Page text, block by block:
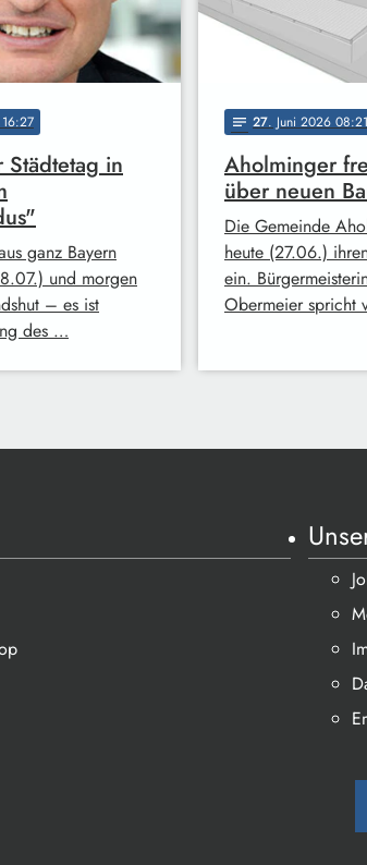
Städtetag in
ganz Bayern
und morgen
– es ist
des …
notes 27. Juni 2026 08:21
Aholminger
über neuen
Die Gemeinde
heute (27.06.)
ein.
Obermeier spricht